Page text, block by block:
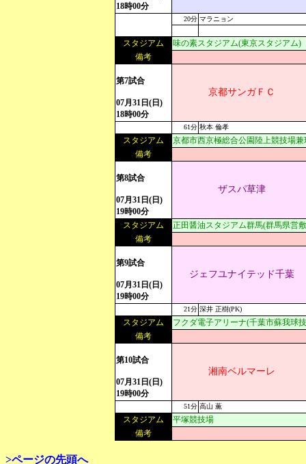
18時00分
20分 マラニョン
スタジアム
味の素スタジアム(東京スタジアム)
備考
第7試合
07月31日(日)
18時00分
京都サンガＦＣ
61分 秋本 倫孝
スタジアム
京都市西京極総合公園陸上競技場兼
備考
第8試合
07月31日(日)
19時00分
ザスパ草津
スタジアム
正田醤油スタジアム群馬(群馬県営
備考
第9試合
07月31日(日)
19時00分
ジェフユナイテッド千葉
21分 深井 正樹(PK)
スタジアム
フクダ電子アリーナ(千葉市蘇我球
備考
第10試合
07月31日(日)
19時00分
湘南ベルマーレ
51分 高山 薫
スタジアム
平塚競技場
備考
>ページの先頭へ